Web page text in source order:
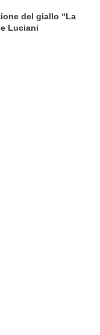
del giallo “La
Luciani